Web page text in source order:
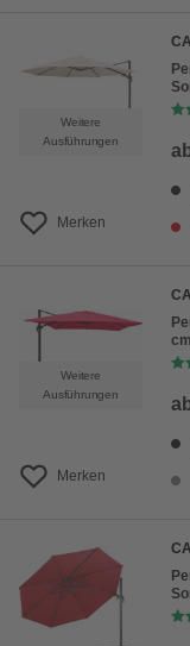
Weitere
Ausführungen
Merken
Weitere
Ausführungen
Merken